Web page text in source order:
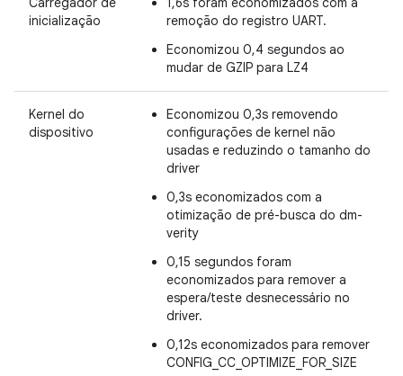
inicialização
remoção do registro UART.
Economizou 0,4 segundos ao
mudar de GZIP para LZ4
Kernel do
dispositivo
Economizou 0,3s removendo
configurações de kernel não
usadas e reduzindo o tamanho do
driver
0,3s economizados com a
otimização de pré-busca do dm-
verity
0,15 segundos foram
economizados para remover a
espera/teste desnecessário no
driver.
0,12s economizados para remover
CONFIG_CC_OPTIMIZE_FOR_SIZE